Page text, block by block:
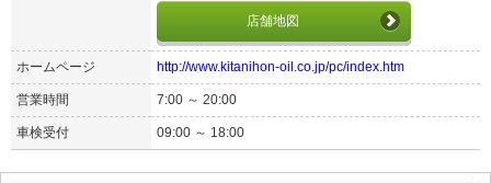
店舗地図
ホームページ http://www.kitanihon-oil.co.jp/pc/index.htm
営業時間 7:00 ～ 20:00
車検受付 09:00 ～ 18:00